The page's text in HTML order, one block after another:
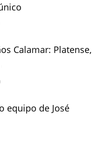
Calamar: Platense,
equipo de José